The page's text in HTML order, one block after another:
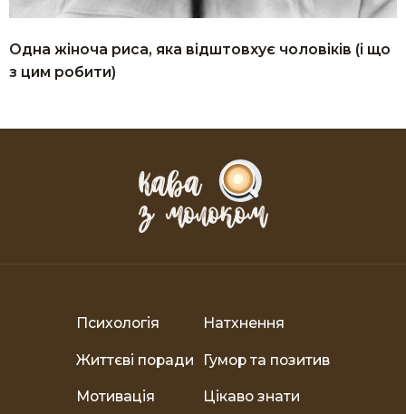
Одна жіноча риса, яка відштовхує чоловіків (і що
з цим робити)
Психологія Натхнення
Життєві поради Гумор та позитив
Мотивація Цікаво знати